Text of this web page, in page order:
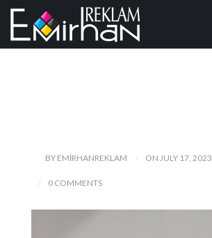
BY EMIRHANREKLAM ON JULY 17, 2023
0 COMMENTS